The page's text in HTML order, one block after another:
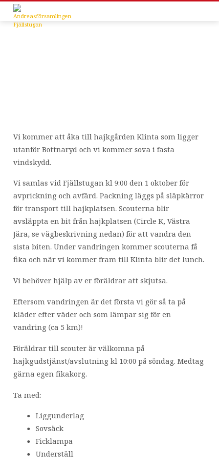
Den
1-
2
är
det
dags
för
hajk
med
scouterna!
Vi kommer att åka till hajkgården Klinta som ligger
utanför Bottnaryd och vi kommer sova i fasta
vindskydd.
Vi samlas vid Fjällstugan kl 9:00 den 1 oktober för
avprickning och avfärd. Packning läggs på släpkärror
för transport till hajkplatsen. Scouterna blir
avsläppta en bit från hajkplatsen (Circle K, Västra
Jära, se vägbeskrivning nedan) för att vandra den
sista biten. Under vandringen kommer scouterna få
fika och när vi kommer fram till Klinta blir det lunch.
Vi behöver hjälp av er föräldrar att skjutsa.
Eftersom vandringen är det första vi gör så ta på
kläder efter väder och som lämpar sig för en
vandring (ca 5 km)!
Föräldrar till scouter är välkomna på
hajkgudstjänst/avslutning kl 10:00 på söndag. Medtag
gärna egen fikakorg.
Ta med:
Liggunderlag
Sovsäck
Ficklampa
Underställ